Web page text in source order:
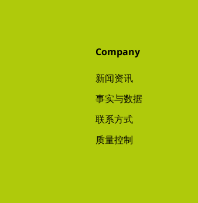
Company
新闻资讯
事实与数据
联系方式
质量控制